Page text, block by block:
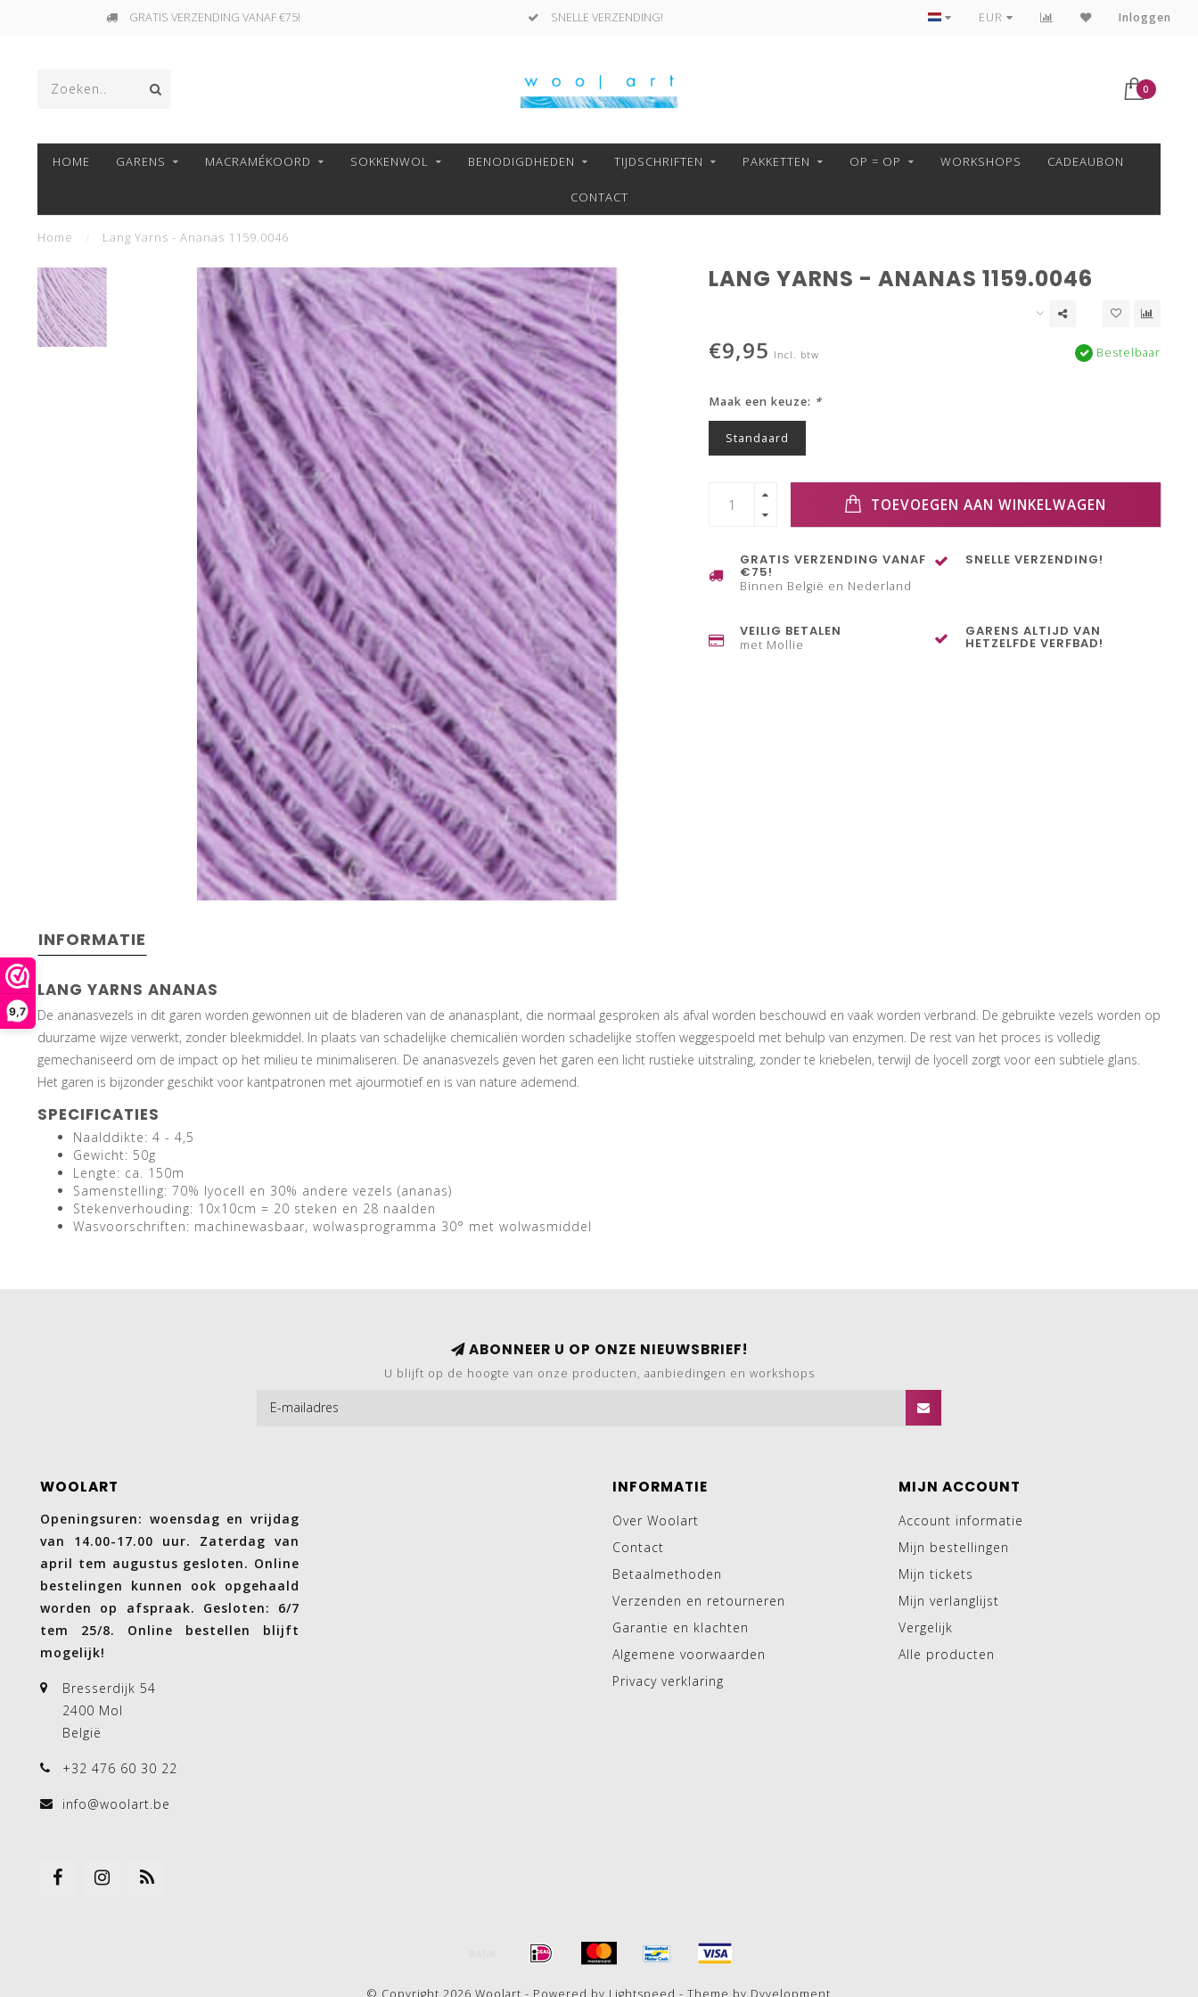
9,7
GRATIS VERZENDING VANAF €75! SNELLE VERZENDING! VEILIG BETALEN MET MOLLIE!
EUR Inloggen
0
HOME GARENS MACRAMÉKOORD SOKKENWOL BENODIGDHEDEN TIJDSCHRIFTEN PAKKETTEN OP = OP WORKSHOPS CADEAUBON
CONTACT
Home Lang Yarns - Ananas 1159.0046
LANG YARNS - ANANAS 1159.0046
€9,95 Incl. btw Bestelbaar
Maak een keuze: *
Standaard
TOEVOEGEN AAN WINKELWAGEN
GRATIS VERZENDING VANAF
€75!
Binnen België en Nederland
SNELLE VERZENDING!
VEILIG BETALEN
met Mollie
GARENS ALTIJD VAN
HETZELFDE VERFBAD!
INFORMATIE
LANG YARNS ANANAS
De ananasvezels in dit garen worden gewonnen uit de bladeren van de ananasplant, die normaal gesproken als afval worden beschouwd en vaak worden verbrand. De gebruikte vezels worden op
duurzame wijze verwerkt, zonder bleekmiddel. In plaats van schadelijke chemicaliën worden schadelijke stoffen weggespoeld met behulp van enzymen. De rest van het proces is volledig
gemechaniseerd om de impact op het milieu te minimaliseren. De ananasvezels geven het garen een licht rustieke uitstraling, zonder te kriebelen, terwijl de lyocell zorgt voor een subtiele glans.
Het garen is bijzonder geschikt voor kantpatronen met ajourmotief en is van nature ademend.
SPECIFICATIES
Naalddikte: 4 - 4,5
Gewicht: 50g
Lengte: ca. 150m
Samenstelling: 70% lyocell en 30% andere vezels (ananas)
Stekenverhouding: 10x10cm = 20 steken en 28 naalden
Wasvoorschriften: machinewasbaar, wolwasprogramma 30° met wolwasmiddel
ABONNEER U OP ONZE NIEUWSBRIEF!
U blijft op de hoogte van onze producten, aanbiedingen en workshops
WOOLART
Openingsuren: woensdag en vrijdag
van 14.00-17.00 uur. Zaterdag van
april tem augustus gesloten. Online
bestelingen kunnen ook opgehaald
worden op afspraak. Gesloten: 6/7
tem 25/8. Online bestellen blijft
mogelijk!
Bresserdijk 54
2400 Mol
België
+32 476 60 30 22
info@woolart.be
INFORMATIE
Over Woolart
Contact
Betaalmethoden
Verzenden en retourneren
Garantie en klachten
Algemene voorwaarden
Privacy verklaring
MIJN ACCOUNT
Account informatie
Mijn bestellingen
Mijn tickets
Mijn verlanglijst
Vergelijk
Alle producten
© Copyright 2026 Woolart - Powered by Lightspeed - Theme by Dyvelopment